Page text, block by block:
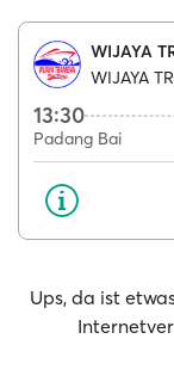
WIJAYA
WIJAYA
13:30
Padang Bai
Ups, da ist